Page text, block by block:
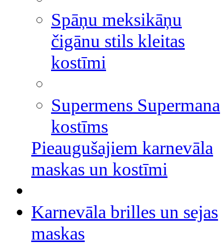
Spāņu meksikāņu
čigānu stils kleitas
kostīmi
Supermens Supermana
kostīms
Pieaugušajiem karnevāla
maskas un kostīmi
Karnevāla brilles un sejas
maskas